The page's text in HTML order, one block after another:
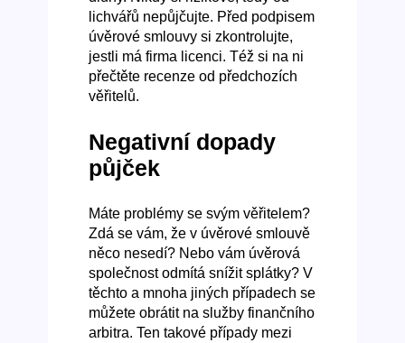
lichvářů nepůjčujte. Před podpisem
úvěrové smlouvy si zkontrolujte,
jestli má firma licenci. Též si na ni
přečtěte recenze od předchozích
věřitelů.
Negativní dopady
půjček
Máte problémy se svým věřitelem?
Zdá se vám, že v úvěrové smlouvě
něco nesedí? Nebo vám úvěrová
společnost odmítá snížit splátky? V
těchto a mnoha jiných případech se
můžete obrátit na služby finančního
arbitra. Ten takové případy mezi